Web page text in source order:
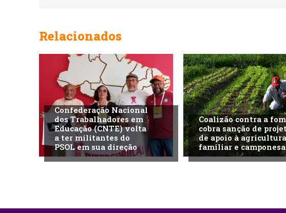
Relacionados
Confederação Nacional
dos Trabalhadores em
Educação (CNTE) volta
a ter militantes do
PSOL em sua direção
Coalizão contra a
cobra sanção de
de apoio à agricultura
familiar e camponesa